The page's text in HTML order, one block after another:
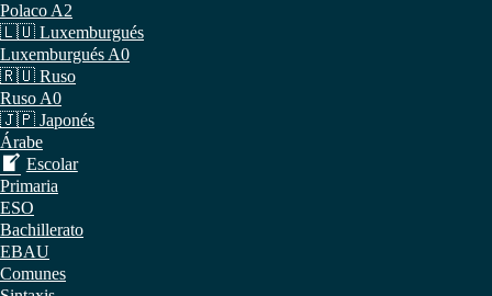
Polaco A2
🇱🇺 Luxemburgués
Luxemburgués A0
🇷🇺 Ruso
Ruso A0
🇯🇵 Japonés
Árabe
Escolar
Primaria
ESO
Bachillerato
EBAU
Comunes